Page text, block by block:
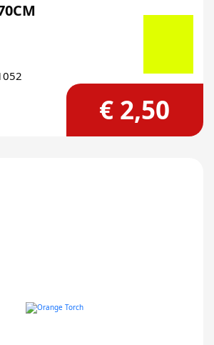
€ 2,50